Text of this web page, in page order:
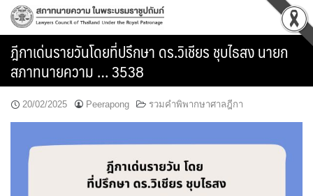
Skip
content
ฎีกาเด่นรายวันโดยที่ปรึกษา ดร.วิเชียร ชุบไธสง นายก
สภาทนายความ … 3538
20/02/2025 Peerapong รวมคำพิพากษาศาลฎีกา